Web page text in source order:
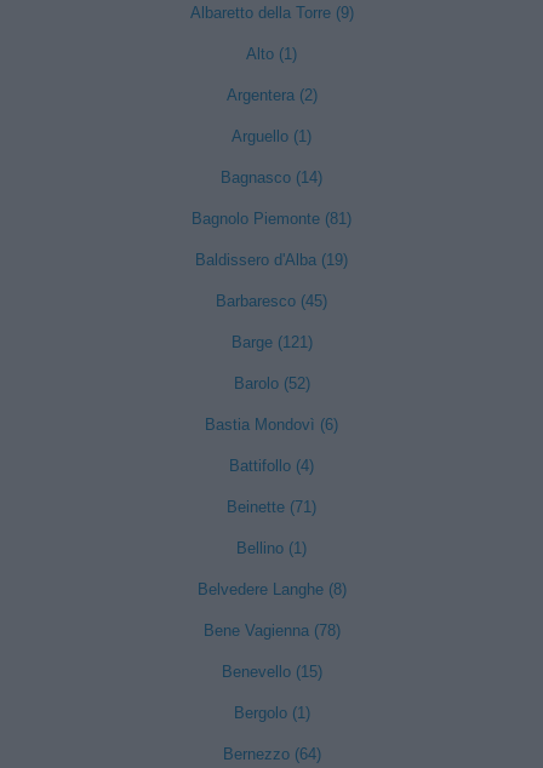
Albaretto della Torre (9)
Alto (1)
Argentera (2)
Arguello (1)
Bagnasco (14)
Bagnolo Piemonte (81)
Baldissero d'Alba (19)
Barbaresco (45)
Barge (121)
Barolo (52)
Bastia Mondovì (6)
Battifollo (4)
Beinette (71)
Bellino (1)
Belvedere Langhe (8)
Bene Vagienna (78)
Benevello (15)
Bergolo (1)
Bernezzo (64)